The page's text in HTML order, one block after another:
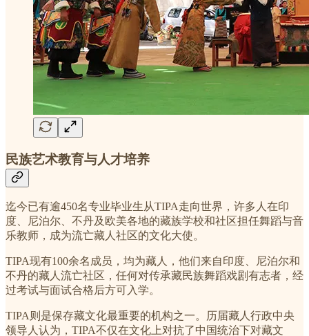
民族艺术教育与人才培养
迄今已有逾450名专业毕业生从TIPA走向世界，许多人在印
度、尼泊尔、不丹及欧美各地的藏族学校和社区担任舞蹈与音
乐教师，成为流亡藏人社区的文化大使。
TIPA现有100余名成员，均为藏人，他们来自印度、尼泊尔和
不丹的藏人流亡社区，任何对传承藏民族舞蹈戏剧有志者，经
过考试与面试合格后方可入学。
TIPA则是保存藏文化最重要的机构之一。历届藏人行政中央
领导人认为，TIPA不仅在文化上对抗了中国统治下对藏文